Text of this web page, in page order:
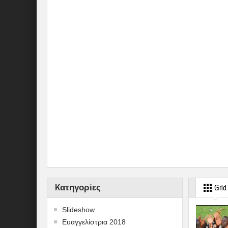
Kατηγορίες
Slideshow
Ευαγγελίστρια 2018
Grid